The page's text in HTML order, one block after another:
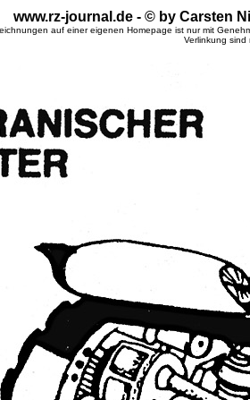
www.rz-journal.de - © by Carsten
auf einer eigenen Homepage ist nur mit
Verlinkung sind